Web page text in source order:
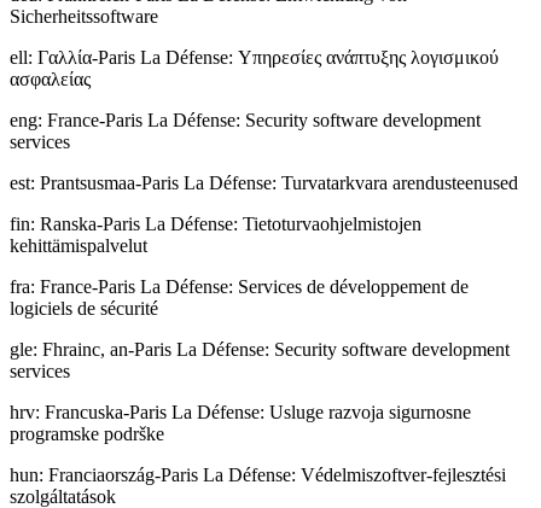
Sicherheitssoftware
ell: Γαλλία-Paris La Défense: Υπηρεσίες ανάπτυξης λογισμικού
ασφαλείας
eng: France-Paris La Défense: Security software development
services
est: Prantsusmaa-Paris La Défense: Turvatarkvara arendusteenused
fin: Ranska-Paris La Défense: Tietoturvaohjelmistojen
kehittämispalvelut
fra: France-Paris La Défense: Services de développement de
logiciels de sécurité
gle: Fhrainc, an-Paris La Défense: Security software development
services
hrv: Francuska-Paris La Défense: Usluge razvoja sigurnosne
programske podrške
hun: Franciaország-Paris La Défense: Védelmiszoftver-fejlesztési
szolgáltatások